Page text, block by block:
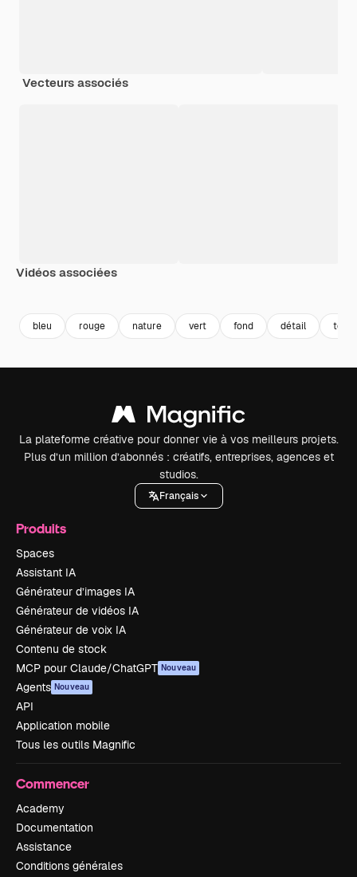
Vecteurs associés
Vidéos associées
bleu rouge nature vert fond détail
La plateforme créative pour donner vie à vos meilleurs projets.
Plus d’un million d’abonnés : créatifs, entreprises, agences et
studios.
Français
Produits
Spaces
Assistant IA
Générateur d’images IA
Générateur de vidéos IA
Générateur de voix IA
Contenu de stock
MCP pour Claude/ChatGPT Nouveau
Agents Nouveau
API
Application mobile
Tous les outils Magnific
Commencer
Academy
Documentation
Assistance
Conditions générales